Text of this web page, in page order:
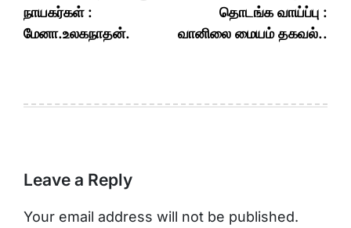
நாயகர்கள் :
மேனா.உலகநாதன்.
தொடங்க வாய்ப்பு :
வானிலை மையம் தகவல்..
Leave a Reply
Your email address will not be published.